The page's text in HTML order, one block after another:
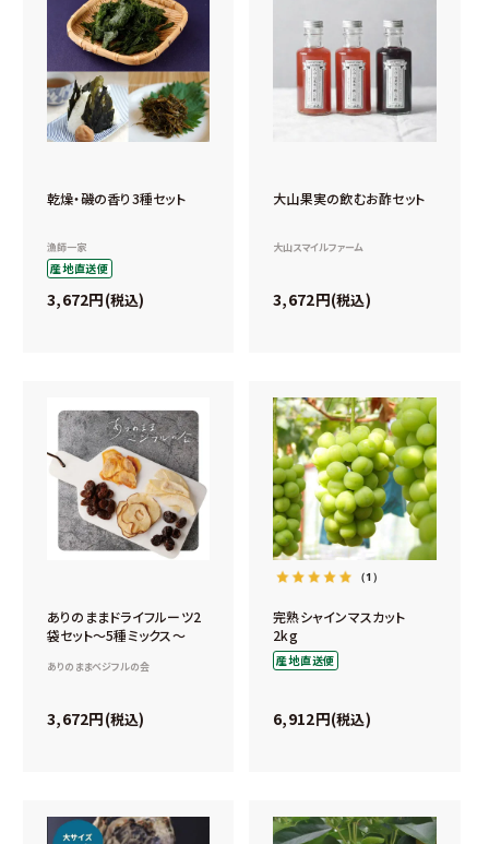
乾燥・磯の香り3種セット
漁師一家
産地直送便
3,672 税込
大山果実の飲むお酢セット
大山スマイルファーム
3,672 税込
ありのままドライフルーツ2
袋セット～5種ミックス～
ありのままベジフルの会
3,672 税込
（1）
完熟シャインマスカット
2kg
産地直送便
6,912 税込